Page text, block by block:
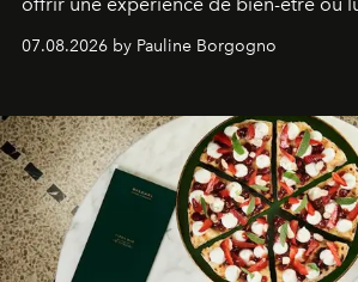
expertise se rencontrent.
07.08.2026 by Pauline Borgogno